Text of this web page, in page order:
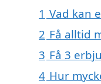
1 Vad kan
2 Få alltid
3 Få 3
4 Hur